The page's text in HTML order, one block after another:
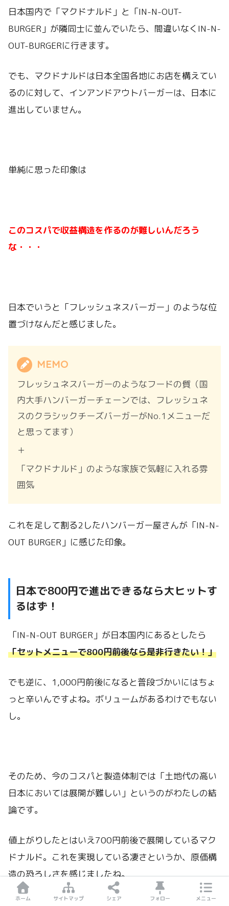
日本国内で「マクドナルド」と「IN-N-OUT-
BURGER」が隣同士に並んでいたら、間違いなくIN-N-
OUT-BURGERに行きます。
でも、マクドナルドは日本全国各地にお店を構えてい
るのに対して、インアンドアウトバーガーは、日本に
進出していません。
単純に思った印象は
このコスパで収益構造を作るのが難しいんだろう
な・・・
日本でいうと「フレッシュネスバーガー」のような位
置づけなんだと感じました。
MEMO
フレッシュネスバーガーのようなフードの質（国
内大手ハンバーガーチェーンでは、フレッシュネ
スのクラシックチーズバーガーがNo.1メニューだ
と思ってます）
＋
「マクドナルド」のような家族で気軽に入れる雰
囲気
これを足して割る2したハンバーガー屋さんが「IN-N-
OUT BURGER」に感じた印象。
日本で800円で進出できるなら大ヒットす
るはず！
「IN-N-OUT BURGER」が日本国内にあるとしたら
「セットメニューで800円前後なら是非行きたい！」
でも逆に、1,000円前後になると普段づかいにはちょ
っと辛いんですよね。ボリュームがあるわけでもない
し。
そのため、今のコスパと製造体制では「土地代の高い
日本においては展開が難しい」というのがわたしの結
論です。
値上がりしたとはいえ700円前後で展開しているマク
ドナルド。これを実現している凄さというか、原価構
造の恐ろしさを感じましたね。
ホーム サイトマップ シェア フォロー メニュー